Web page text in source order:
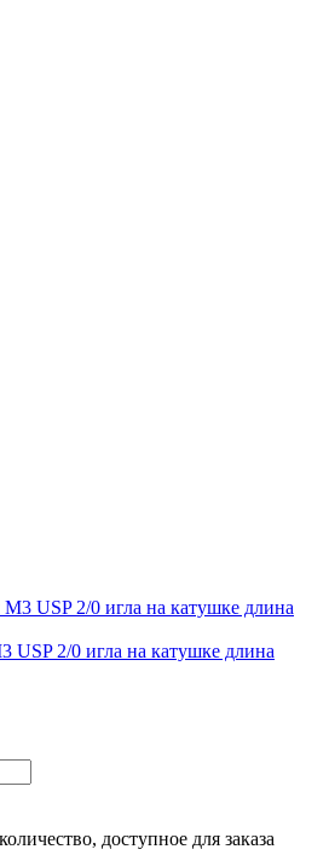
2/0 игла на катушке длина
доступное для заказа